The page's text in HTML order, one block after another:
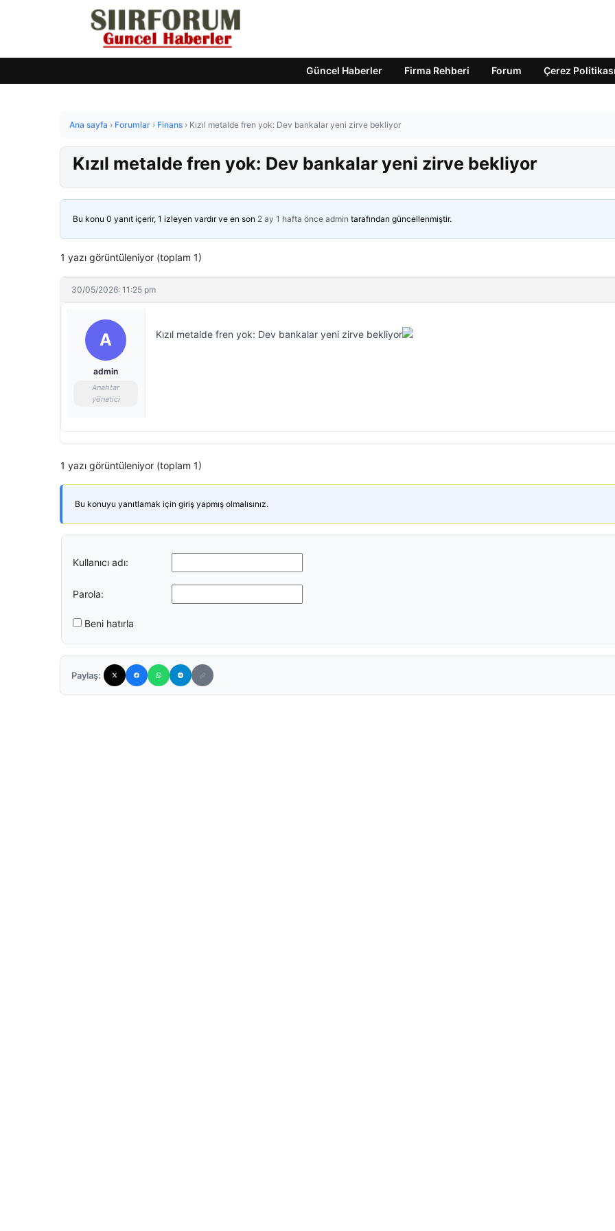
Güncel Haberler Firma Rehberi Forum Çerez Politikası
Ana sayfa › Forumlar › Finans › Kızıl metalde fren yok: Dev bankalar yeni zirve bekliyor
Kızıl metalde fren yok: Dev bankalar yeni zirve bekliyor
Bu konu 0 yanıt içerir, 1 izleyen vardır ve en son 2 ay 1 hafta önce admin tarafından güncellenmiştir.
1 yazı görüntüleniyor (toplam 1)
30/05/2026: 11:25 pm
A
admin
Anahtar
yönetici
Kızıl metalde fren yok: Dev bankalar yeni zirve bekliyor
1 yazı görüntüleniyor (toplam 1)
Bu konuyu yanıtlamak için giriş yapmış olmalısınız.
Kullanıcı adı:
Parola:
Beni hatırla
Paylaş: